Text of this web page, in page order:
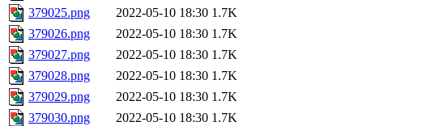
379025.png
2022-05-10 18:30 1.7K
379026.png
2022-05-10 18:30 1.7K
379027.png
2022-05-10 18:30 1.7K
379028.png
2022-05-10 18:30 1.7K
379029.png
2022-05-10 18:30 1.7K
379030.png
2022-05-10 18:30 1.7K